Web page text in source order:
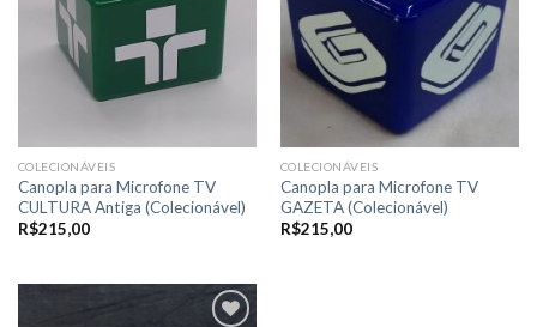
Adicionar
a lista de
desejos
COLECIONÁVEIS
Canopla para Microfone TV
CULTURA Antiga (Colecionável)
R$215,00
Adicionar
a lista de
desejos
COLECIONÁVEIS
Canopla para Microfone TV
GAZETA (Colecionável)
R$215,00